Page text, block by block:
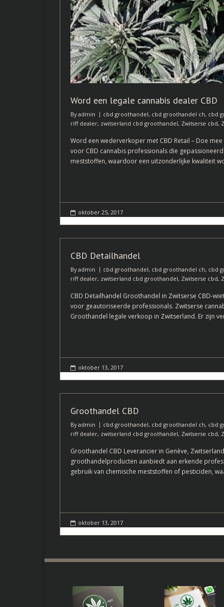
Word een legale cannabis dealer CBD
Byadmin cbd groothandel, cbd groothandel ch, cbd
riff dealer, zwitserland cbd groothandel, Zwitserse cbd,
Word een wederverkoper met CBD Retail – Doe
voor CBD cannabis professionals die
meststoffen, waardoor een uitzonderlijke kwaliteit
oktober 25, 2017
CBD Detailhandel
Byadmin cbd groothandel, cbd groothandel ch, cbd
riff dealer, zwitserland cbd groothandel, Zwitserse cbd,
CBD Detailhandel Groothandel in Zwitserse CBD-
voor geautoriseerde professionals. Zwitserse
Groothandel legale verkoop in Zwitserland. Er zijn
oktober 13, 2017
Groothandel CBD
Byadmin cbd groothandel, cbd groothandel ch, cbd
riff dealer, zwitserland cbd groothandel, Zwitserse cbd,
Groothandel CBD Leverancier in Genève,
groothandelproducten aanbiedt aan erkende
gebruik van chemische meststoffen of pesticiden,
oktober 13, 2017